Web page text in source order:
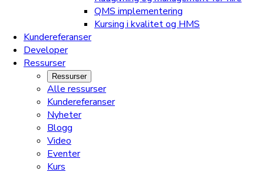
QMS implementering
Kursing i kvalitet og HMS
Kundereferanser
Developer
Ressurser
Ressurser
Alle ressurser
Kundereferanser
Nyheter
Blogg
Video
Eventer
Kurs